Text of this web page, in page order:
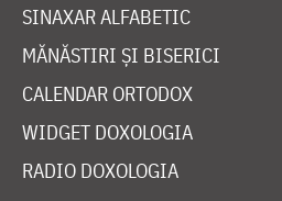
SINAXAR ALFABETIC
MĂNĂSTIRI ȘI BISERICI
CALENDAR ORTODOX
WIDGET DOXOLOGIA
RADIO DOXOLOGIA